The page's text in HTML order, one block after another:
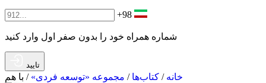
+98
شماره همراه خود را بدون صفر اول وارد کنید
تایید
خانه / کتاب‌ها / مجموعه «توسعه فردی» / با هم